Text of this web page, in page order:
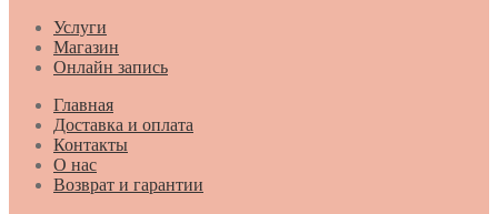
Услуги
Магазин
Онлайн запись
Главная
Доставка и оплата
Контакты
О нас
Возврат и гарантии